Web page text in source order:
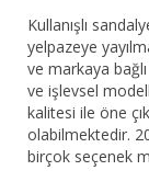
Kullanışlı
yelpazeye
ve markaya
ve işlevsel
kalitesi ile öne
olabilmektedir.
birçok seçenek